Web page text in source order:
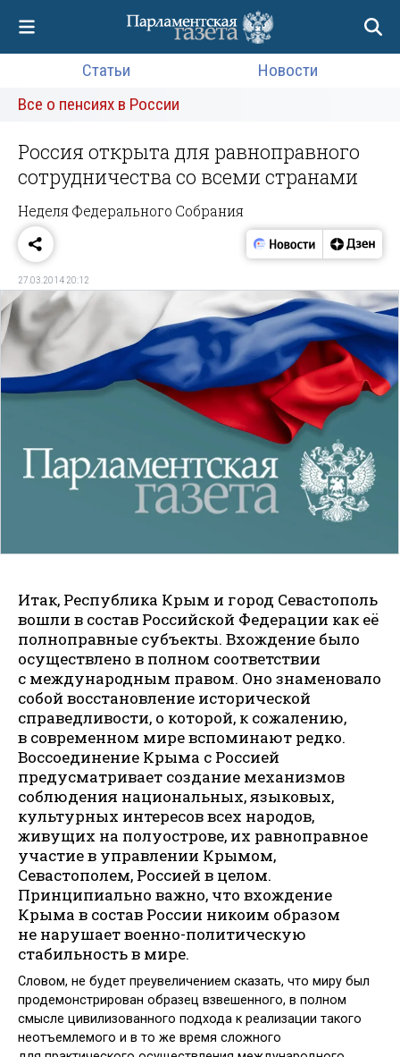
Статьи
Новости
Все о пенсиях в России
Россия открыта для равноправного
сотрудничества со всеми странами
Неделя Федерального Собрания
27.03.2014 20:12
Итак, Республика Крым и город Севастополь
вошли в состав Российской Федерации как её
полноправные субъекты. Вхождение было
осуществлено­ в полном соответствии
с международным правом. Оно знаменовало
собой восстановление исторической
справедливости, о которой, к сожалению,
в современном мире вспоминают редко.
Воссоединение Крыма с Россией
предусматривает создание механизмов
соблюдения национальных, языковых,
культурных интересов всех народов,
живущих на полуострове, их равноправное
участие в управлении Крымом,
Севастополем, Россией в целом.
Принципиально важно, что вхождение
Крыма в состав России никоим образом
не нарушает военно-политическую
стабильность в мире.
Словом, не будет преувеличением сказать, что миру был
продемонстрирован образец взвешенного, в полном
смысле цивилизованного подхода к реализации такого
неотъемлемого и в то же время сложного